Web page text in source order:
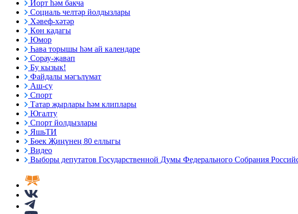
Йорт һәм бакча
Социаль челтәр йолдызлары
Хәвеф-хәтәр
Көн кадагы
Юмор
Һава торышы һәм ай календаре
Сорау-җавап
Бу кызык!
Файдалы мәгълүмат
Аш-су
Спорт
Татар җырлары һәм клиплары
Югалту
Спорт йолдызлары
ЯшьТИ
Бөек Җиңүнең 80 еллыгы
Видео
Выборы депутатов Государственной Думы Федерального Собрания